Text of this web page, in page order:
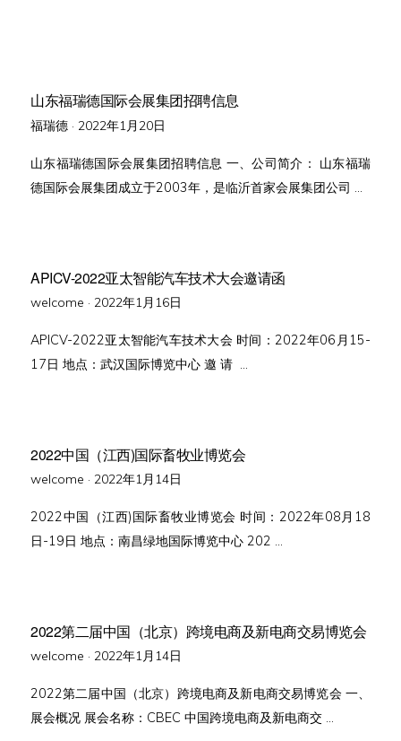
山东福瑞德国际会展集团招聘信息
福瑞德 · Posted
2022年1月20日
山东福瑞德国际会展集团招聘信息 一、公司简介： 山东福瑞
德国际会展集团成立于2003年，是临沂首家会展集团公司 …
APICV-2022亚太智能汽车技术大会邀请函
welcome · Posted
2022年1月16日
APICV-2022亚太智能汽车技术大会 时间：2022年06月15-
17日 地点：武汉国际博览中心 邀 请 …
2022中国（江西)国际畜牧业博览会
welcome · Posted
2022年1月14日
2022中国（江西)国际畜牧业博览会 时间：2022年08月18
日-19日 地点：南昌绿地国际博览中心 202 …
2022第二届中国（北京）跨境电商及新电商交易博览会
welcome · Posted
2022年1月14日
2022第二届中国（北京）跨境电商及新电商交易博览会 一、
展会概况 展会名称：CBEC 中国跨境电商及新电商交 …